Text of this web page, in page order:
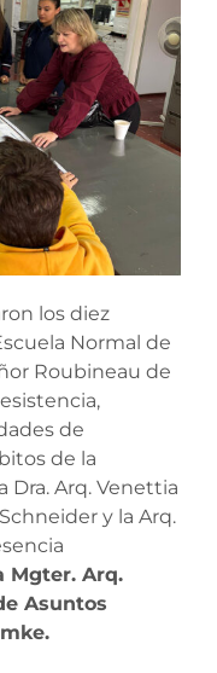
los diez
Normal de
Roubineau de
de
de la
Dra. Arq. Venettia
y la Arq.
Mgter. Arq.
Asuntos